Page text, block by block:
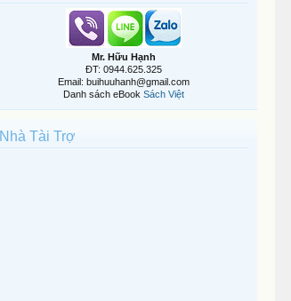
Mr. Hữu Hạnh
ĐT: 0944.625.325
Email: buihuuhanh@gmail.com
Danh sách eBook Sách Việt
Nhà Tài Trợ